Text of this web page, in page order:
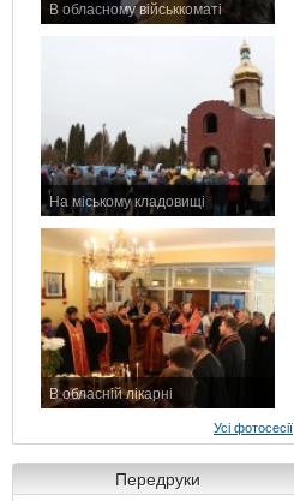
В обласному військкоматі
На міському кладовищі
В обласній лікарні
Усі фотосесії
Передруки